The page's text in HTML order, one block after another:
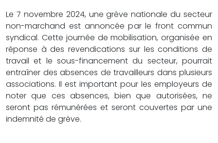
Le 7 novembre 2024, une grève nationale du secteur
non-marchand est annoncée par le front commun
syndical. Cette journée de mobilisation, organisée en
réponse à des revendications sur les conditions de
travail et le sous-financement du secteur, pourrait
entraîner des absences de travailleurs dans plusieurs
associations. Il est important pour les employeurs de
noter que ces absences, bien que autorisées, ne
seront pas rémunérées et seront couvertes par une
indemnité de grève.